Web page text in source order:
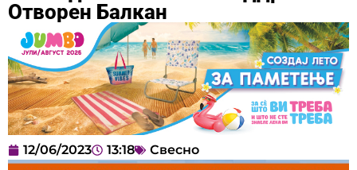
Отворен Балкан
12/06/2023 13:18 Свесно